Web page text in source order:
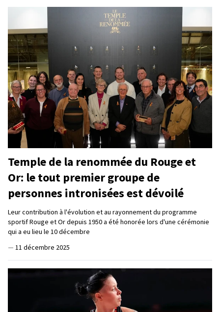
Temple de la renommée du Rouge et
Or: le tout premier groupe de
personnes intronisées est dévoilé
Leur contribution à l'évolution et au rayonnement du programme
sportif Rouge et Or depuis 1950 a été honorée lors d'une cérémonie
qui a eu lieu le 10 décembre
— 11 décembre 2025